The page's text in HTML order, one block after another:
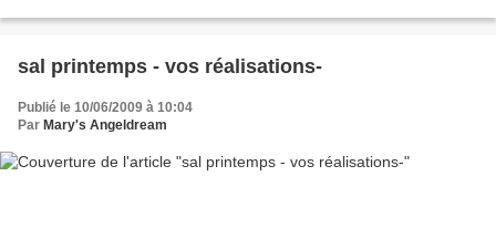
sal printemps - vos réalisations-
Publié le 10/06/2009 à 10:04
Par Mary's Angeldream